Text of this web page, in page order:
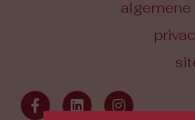
algemene